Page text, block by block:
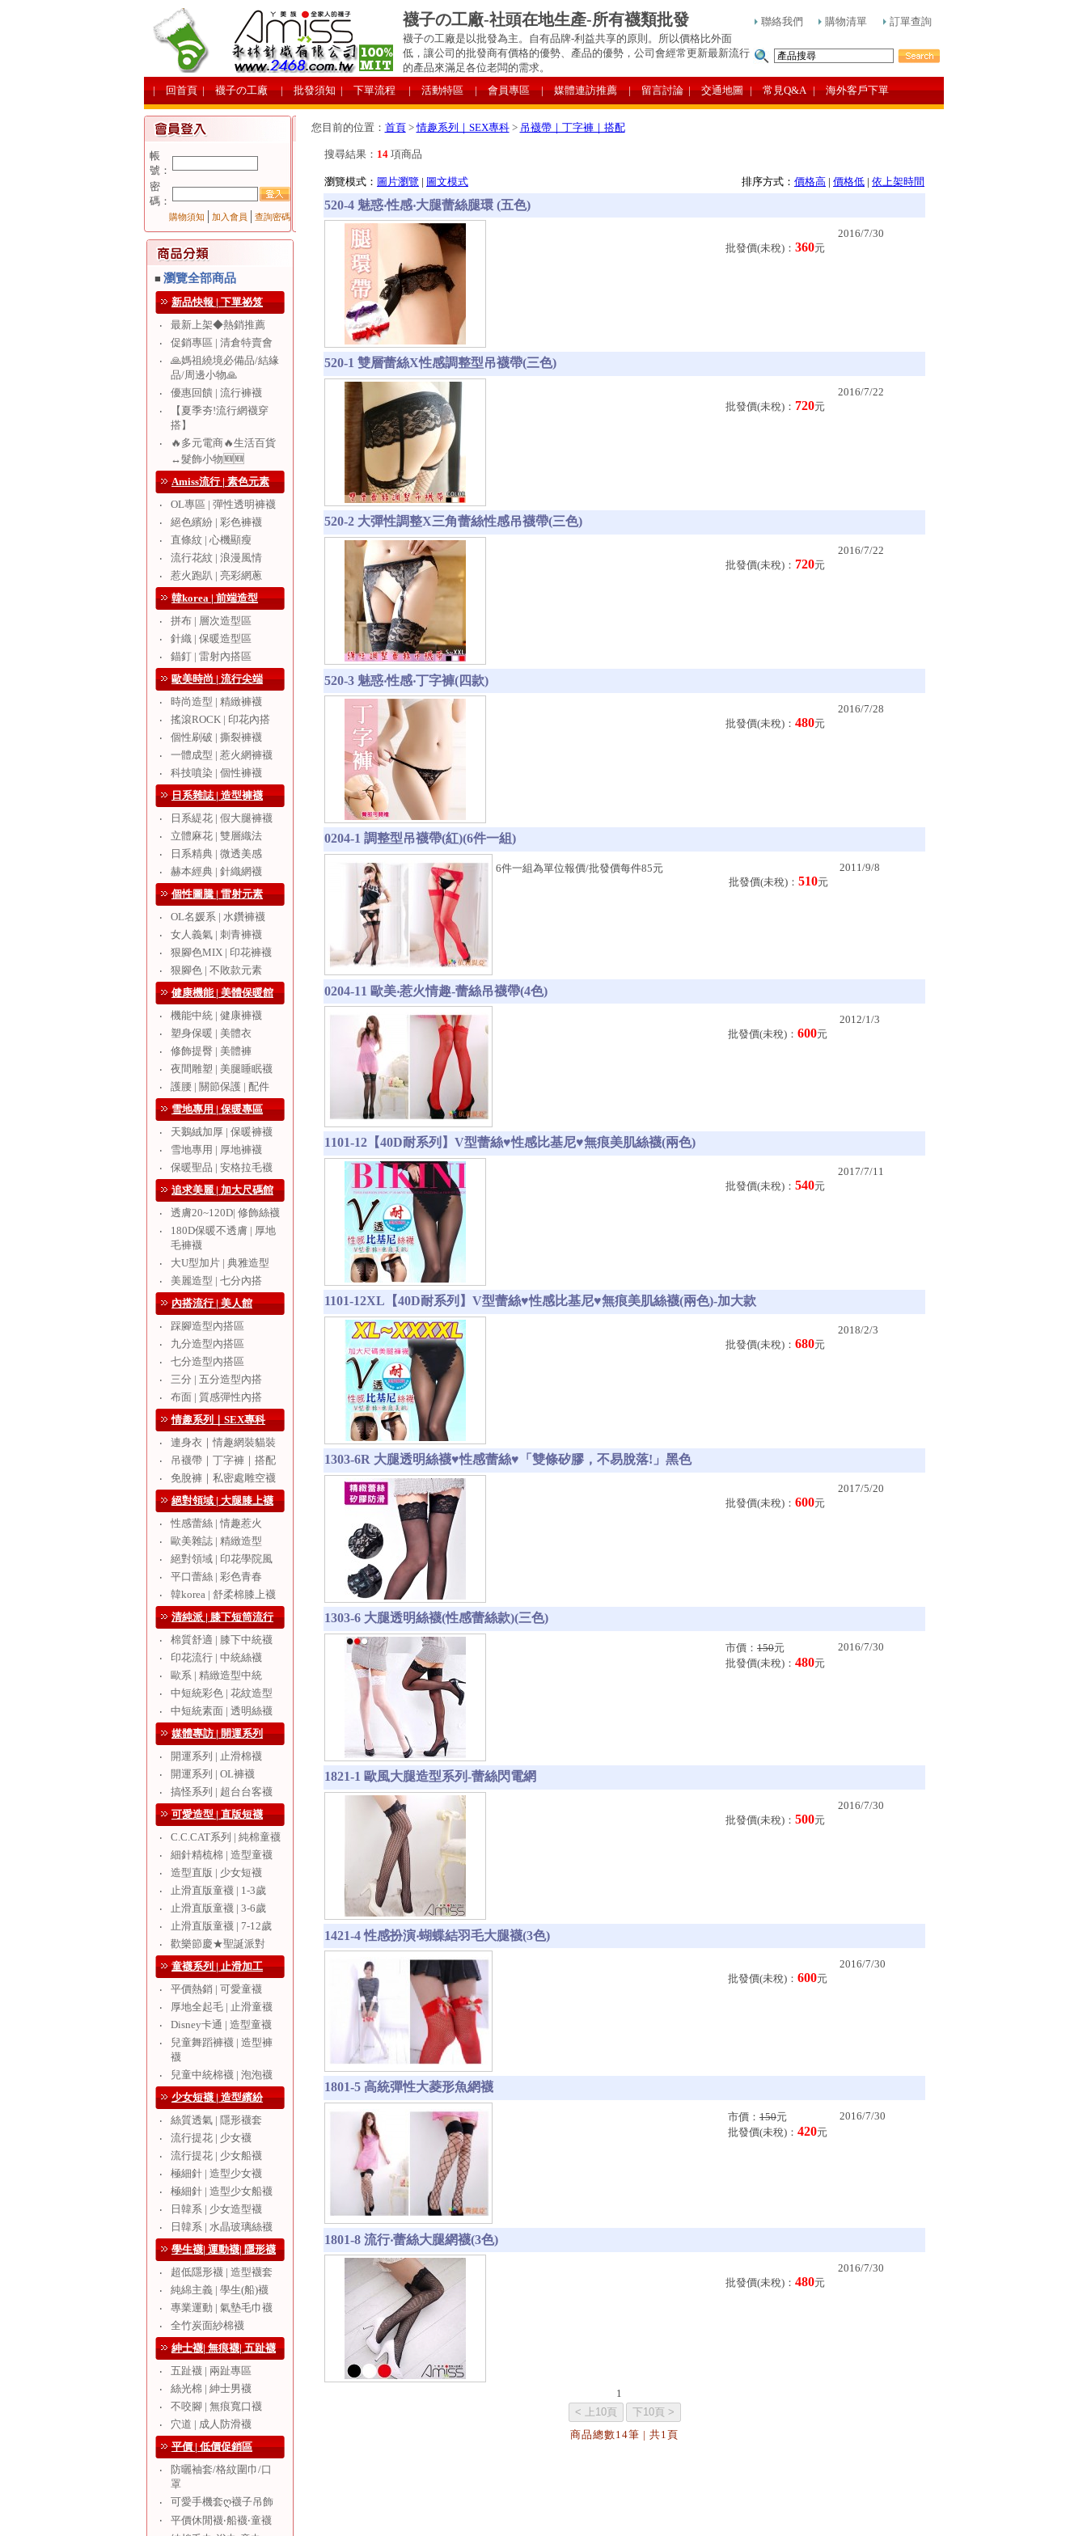
襪子の工廠-社頭在地生產-所有襪類批發
襪子の工廠是以批發為主。自有品牌-利益共享的原則。所以價格比外面
低，讓公司的批發商有價格的優勢、產品的優勢，公司會經常更新最新流行
的產品來滿足各位老闆的需求。
聯絡我們 購物清單 訂單查詢
| 回首頁 | 襪子の工廠 | 批發須知 | 下單流程 | 活動特區 | 會員專區 | 媒體連訪推薦 | 留言討論 | 交通地圖 | 常見Q&A | 海外客戶下單
帳
號：
密
碼：
購物須知 加入會員 查詢密碼
■ 瀏覽全部商品
新品快報 | 下單祕笈
‧
最新上架◆熱銷推薦
‧
促銷專區 | 清倉特賣會
‧
🙏媽祖繞境必備品/結緣
品/周邊小物🙏
‧
優惠回饋 | 流行褲襪
‧
【夏季夯!流行網襪穿
搭】
‧
🔥多元電商🔥生活百貨
↔️髮飾小物🆕🆕
Amiss流行 | 素色元素
‧
OL專區 | 彈性透明褲襪
‧
絕色繽紛 | 彩色褲襪
‧
直條紋 | 心機顯瘦
‧
流行花紋 | 浪漫風情
‧
惹火跑趴 | 亮彩網蔥
韓korea | 前端造型
‧
拼布 | 層次造型區
‧
針織 | 保暖造型區
‧
錨釘 | 雷射內搭區
歐美時尚 | 流行尖端
‧
時尚造型 | 精緻褲襪
‧
搖滾ROCK | 印花內搭
‧
個性刷破 | 撕裂褲襪
‧
一體成型 | 惹火網褲襪
‧
科技噴染 | 個性褲襪
日系雜誌 | 造型褲襪
‧
日系緹花 | 假大腿褲襪
‧
立體麻花 | 雙層織法
‧
日系精典 | 微透美感
‧
赫本經典 | 針織網襪
個性圖騰 | 雷射元素
‧
OL名媛系 | 水鑽褲襪
‧
女人義氣 | 刺青褲襪
‧
狠腳色MIX | 印花褲襪
‧
狠腳色 | 不敗款元素
健康機能 | 美體保暖館
‧
機能中統 | 健康褲襪
‧
塑身保暖 | 美體衣
‧
修飾提臀 | 美體褲
‧
夜間雕塑 | 美腿睡眠襪
‧
護腰 | 關節保護 | 配件
雪地專用 | 保暖專區
‧
天鵝絨加厚 | 保暖褲襪
‧
雪地專用 | 厚地褲襪
‧
保暖聖品 | 安格拉毛襪
追求美麗 | 加大尺碼館
‧
透膚20~120D| 修飾絲襪
‧
180D保暖不透膚 | 厚地
毛褲襪
‧
大U型加片 | 典雅造型
‧
美麗造型 | 七分內搭
內搭流行 | 美人館
‧
踩腳造型內搭區
‧
九分造型內搭區
‧
七分造型內搭區
‧
三分 | 五分造型內搭
‧
布面 | 質感彈性內搭
情趣系列｜SEX專科
‧
連身衣｜情趣網裝貓裝
‧
吊襪帶｜丁字褲｜搭配
‧
免脫褲｜私密處雕空襪
絕對領域 | 大腿膝上襪
‧
性感蕾絲 | 情趣惹火
‧
歐美雜誌 | 精緻造型
‧
絕對領域 | 印花學院風
‧
平口蕾絲 | 彩色青春
‧
韓korea | 舒柔棉膝上襪
清純派 | 膝下短筒流行
‧
棉質舒適 | 膝下中統襪
‧
印花流行 | 中統絲襪
‧
歐系 | 精緻造型中統
‧
中短統彩色 | 花紋造型
‧
中短統素面 | 透明絲襪
媒體專訪 | 開運系列
‧
開運系列 | 止滑棉襪
‧
開運系列 | OL褲襪
‧
搞怪系列 | 超台台客襪
可愛造型 | 直版短襪
‧
C.C.CAT系列 | 純棉童襪
‧
細針精梳棉 | 造型童襪
‧
造型直版 | 少女短襪
‧
止滑直版童襪 | 1-3歲
‧
止滑直版童襪 | 3-6歲
‧
止滑直版童襪 | 7-12歲
‧
歡樂節慶★聖誕派對
童襪系列 | 止滑加工
‧
平價熱銷 | 可愛童襪
‧
厚地全起毛 | 止滑童襪
‧
Disney卡通 | 造型童襪
‧
兒童舞蹈褲襪 | 造型褲
襪
‧
兒童中統棉襪 | 泡泡襪
少女短襪 | 造型繽紛
‧
絲質透氣 | 隱形襪套
‧
流行提花 | 少女襪
‧
流行提花 | 少女船襪
‧
極細針 | 造型少女襪
‧
極細針 | 造型少女船襪
‧
日韓系 | 少女造型襪
‧
日韓系 | 水晶玻璃絲襪
學生襪| 運動襪| 隱形襪
‧
超低隱形襪 | 造型襪套
‧
純綿主義 | 學生(船)襪
‧
專業運動 | 氣墊毛巾襪
‧
全竹炭面紗棉襪
紳士襪| 無痕襪| 五趾襪
‧
五趾襪 | 兩趾專區
‧
絲光棉 | 紳士男襪
‧
不咬腳 | 無痕寬口襪
‧
穴道 | 成人防滑襪
平價 | 低價促銷區
‧
防曬袖套/格紋圍巾/口
罩
‧
可愛手機套ღ襪子吊飾
‧
平價休閒襪‧船襪‧童襪
您目前的位置： 首頁>情趣系列｜SEX專科> 吊襪帶｜丁字褲｜搭配
搜尋結果： 14 項商品
瀏覽模式： 圖片瀏覽 | 圖文模式 排序方式： 價格高 | 價格低 | 依上架時間
520-4 魅惑‧性感‧大腿蕾絲腿環 (五色)
批發價(未稅)： 360元
2016/7/30
520-1 雙層蕾絲X性感調整型吊襪帶(三色)
批發價(未稅)： 720元
2016/7/22
520-2 大彈性調整X三角蕾絲性感吊襪帶(三色)
批發價(未稅)： 720元
2016/7/22
520-3 魅惑‧性感‧丁字褲(四款)
批發價(未稅)： 480元
2016/7/28
0204-1 調整型吊襪帶(紅)(6件一組)
6件一組為單位報價/批發價每件85元
批發價(未稅)： 510元
2011/9/8
0204-11 歐美‧惹火情趣-蕾絲吊襪帶(4色)
批發價(未稅)： 600元
2012/1/3
1101-12【40D耐系列】V型蕾絲♥性感比基尼♥無痕美肌絲襪(兩色)
批發價(未稅)： 540元
2017/7/11
1101-12XL【40D耐系列】V型蕾絲♥性感比基尼♥無痕美肌絲襪(兩色)-加大款
批發價(未稅)： 680元
2018/2/3
1303-6R 大腿透明絲襪♥性感蕾絲♥「雙條矽膠，不易脫落!」黑色
批發價(未稅)： 600元
2017/5/20
1303-6 大腿透明絲襪(性感蕾絲款)(三色)
市價： 150元
批發價(未稅)： 480元
2016/7/30
1821-1 歐風大腿造型系列-蕾絲閃電網
批發價(未稅)： 500元
2016/7/30
1421-4 性感扮演‧蝴蝶結羽毛大腿襪(3色)
批發價(未稅)： 600元
2016/7/30
1801-5 高統彈性大菱形魚網襪
市價： 150元
批發價(未稅)： 420元
2016/7/30
1801-8 流行‧蕾絲大腿網襪(3色)
批發價(未稅)： 480元
2016/7/30
1
商品總數14筆 | 共1頁